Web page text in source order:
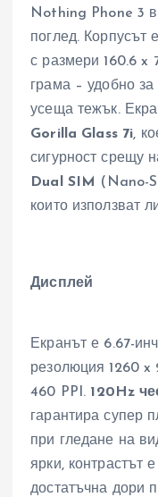
Nothing Phone 3
поглед. Корпусът
с размери 160.6 x
грама – удобно
усеща тежък.
Gorilla Glass 7i,
сигурност срещу
Dual SIM
(Nano-
които използват
Дисплей
Екранът е 6.67-
резолюция 1260 x
460 PPI. 120Hz
гарантира супер
при гледане на
ярки, контрастът
достатъчна дори